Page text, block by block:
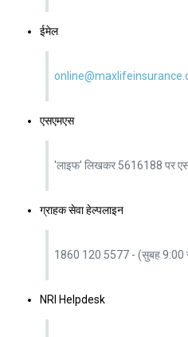
ईमेल
एसएमएस
'लाइफ' लिखकर 5616188 पर
ग्राहक सेवा हेल्पलाइन
1860 120 5577 - (सुबह 9:00
NRI Helpdesk